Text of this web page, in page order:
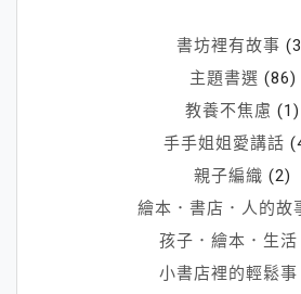
書坊裡有故事
主題書選 (86)
教養不焦慮 (1)
手手姐姐愛講話
親子編織 (2)
繪本．書店．人的故
孩子．繪本．生活
小書店裡的輕鬆事